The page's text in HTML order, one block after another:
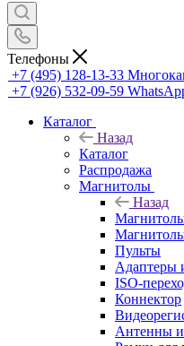
Телефоны
+7 (495) 128-13-33
+7 (926) 532-09-59
Каталог
Назад
Каталог
Распродажа
Магнитолы
Назад
Пульты
Адаптеры
ISO-
Коннектор
Антенны и